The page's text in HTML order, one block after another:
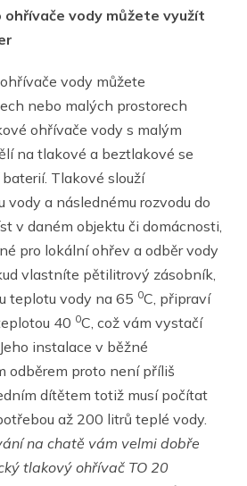
vody můžete využít
vody můžete
nebo malých prostorech
ohřívače vody s malým
na tlakové a beztlakové se
Tlakové slouží
vody a následnému rozvodu do
v daném objektu či domácnosti,
pro lokální ohřev a odběr vody
vlastníte pětilitrový zásobník,
teplotu vody na 65 0C, připraví
40 0C, což vám vystačí
instalace v běžné
odběrem proto není příliš
dítětem totiž musí počítat
až 200 litrů teplé vody.
na chatě vám velmi dobře
tlakový ohřívač TO 20